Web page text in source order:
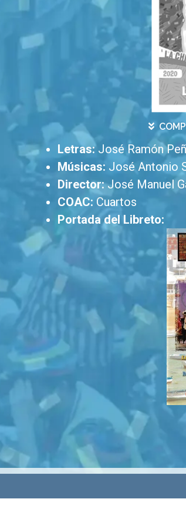
Letras:José Ramón
Músicas: José Antonio
Director:José Manuel
COAC: Cuartos
Portada del Libreto: